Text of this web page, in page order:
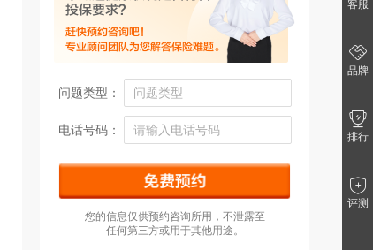
问题类型：
电话号码：
您的信息仅供预约咨询所用，不泄露至
任何第三方或用于其他用途。
客服
品牌
排行
评测